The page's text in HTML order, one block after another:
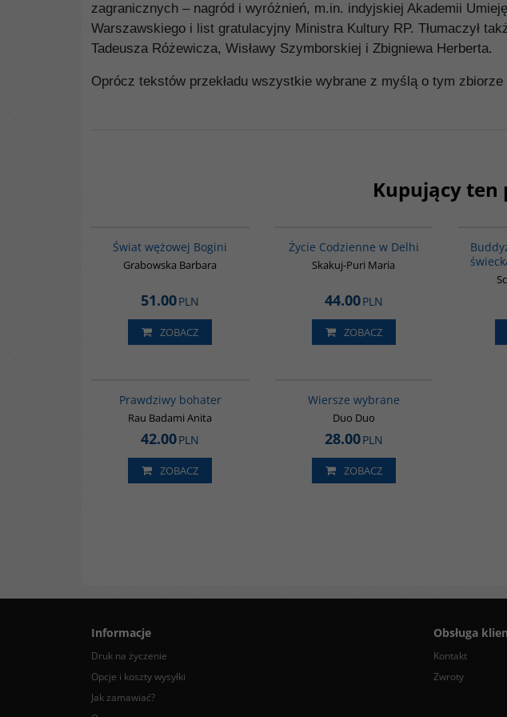
zagranicznych – nagród i wyróżnień, m.in. indyjskiej Akademii
Warszawskiego i list gratulacyjny Ministra Kultury RP. Tłumaczył
Tadeusza Różewicza, Wisławy Szymborskiej i Zbigniewa Herberta.
Oprócz tekstów przekładu wszystkie wybrane z myślą o tym
Kupujący
Świat wężowej Bogini
Grabowska Barbara
51.00PLN
ZOBACZ
Życie Codzienne w Delhi
Skakuj-Puri Maria
44.00PLN
ZOBACZ
Prawdziwy bohater
Rau Badami Anita
42.00PLN
ZOBACZ
Wiersze wybrane
Duo Duo
28.00PLN
ZOBACZ
Informacje
Druk na życzenie
Opcje i koszty wysyłki
Jak zamawiać?
Obsługa
Kontakt
Zwroty